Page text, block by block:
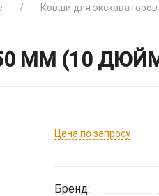
Ковши для экскаваторов
ММ (10
Цена по запросу
Бренд: